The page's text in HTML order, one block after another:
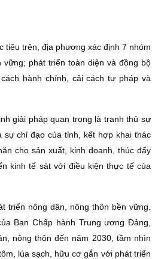
tiêu trên, địa phương xác định 7 nhóm
phát triển toàn diện và đồng bộ
hành chính, cải cách tư pháp và
giải pháp quan trọng là tranh thủ sự
chỉ đạo của tỉnh, kết hợp khai thác
cho sản xuất, kinh doanh, thúc đẩy
kinh tế sát với điều kiện thực tế của
triển nông dân, nông thôn bền vững.
Ban Chấp hành Trung ương Ðảng,
nông thôn đến năm 2030, tầm nhìn
lúa sạch, hữu cơ gắn với phát triển